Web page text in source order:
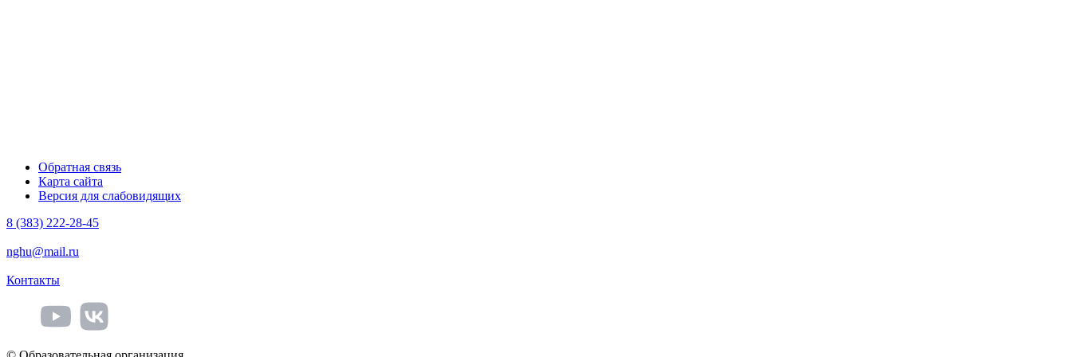
Обратная связь
Карта сайта
Версия для слабовидящих
8 (383) 222-28-45
nghu@mail.ru
Контакты